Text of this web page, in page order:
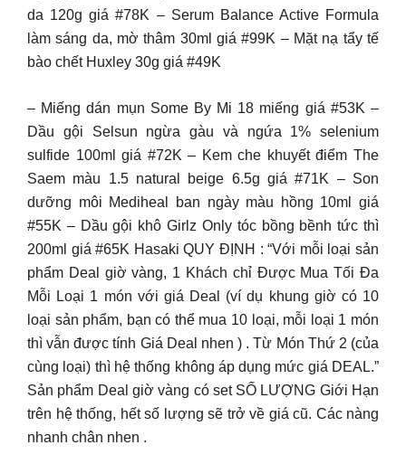
da 120g giá #78K – Serum Balance Active Formula
làm sáng da, mờ thâm 30ml giá #99K – Mặt nạ tẩy tế
bào chết Huxley 30g giá #49K
– Miếng dán mụn Some By Mi 18 miếng giá #53K –
Dầu gội Selsun ngừa gàu và ngứa 1% selenium
sulfide 100ml giá #72K – Kem che khuyết điểm The
Saem màu 1.5 natural beige 6.5g giá #71K – Son
dưỡng môi Mediheal ban ngày màu hồng 10ml giá
#55K – Dầu gội khô Girlz Only tóc bồng bềnh tức thì
200ml giá #65K Hasaki QUY ĐỊNH : “Với mỗi loại sản
phẩm Deal giờ vàng, 1 Khách chỉ Được Mua Tối Đa
Mỗi Loại 1 món với giá Deal (ví dụ khung giờ có 10
loại sản phẩm, bạn có thể mua 10 loại, mỗi loại 1 món
thì vẫn được tính Giá Deal nhen ) . Từ Món Thứ 2 (của
cùng loại) thì hệ thống không áp dụng mức giá DEAL.”
Sản phẩm Deal giờ vàng có set SỐ LƯỢNG Giới Hạn
trên hệ thống, hết số lượng sẽ trở về giá cũ. Các nàng
nhanh chân nhen .